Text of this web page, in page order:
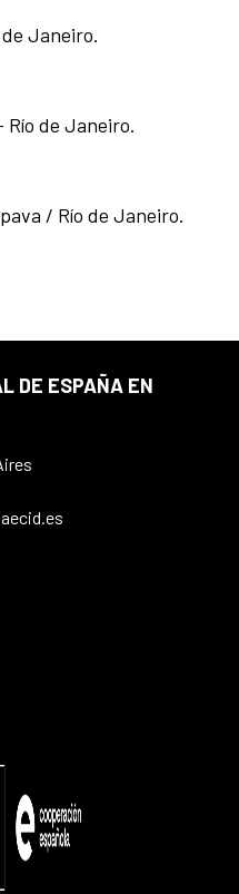
Janeiro.
Río de Janeiro.
/ Río de Janeiro.
DE ESPAÑA EN